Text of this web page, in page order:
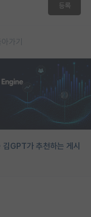
등록
가기
GPT가 추천하는 게시